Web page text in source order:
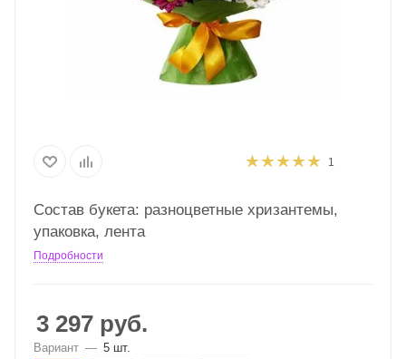
1
Состав букета: разноцветные хризантемы,
упаковка, лента
Подробности
3 297 руб.
Вариант — 5 шт.